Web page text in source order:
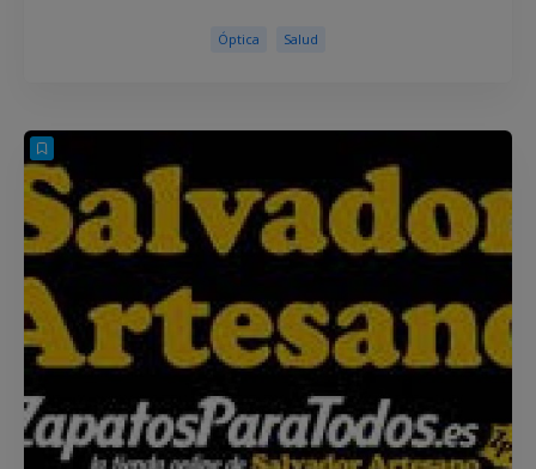
Óptica Salud